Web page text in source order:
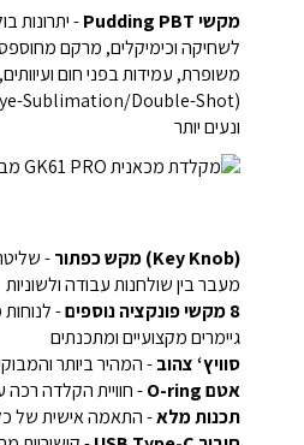
מקשי Pudding PBT
- יתרונות
לשחיקה וכימיקלים, מרקם
משופרת, עמידות בפני חום
ונעים יותר
(Key Knob) מקש כפתור
-
מעבר בין שולחנות עבודה ולשוניות
8 מקשי פונקציה נוספים
- לנוחות
גיימרים מקצועיים ומתכנתים
סוויץ‘ צהוב- המהיר ביותר
אטם O-ring
- חוויית הקלדה
תכנות מלא- התאמה אישית של